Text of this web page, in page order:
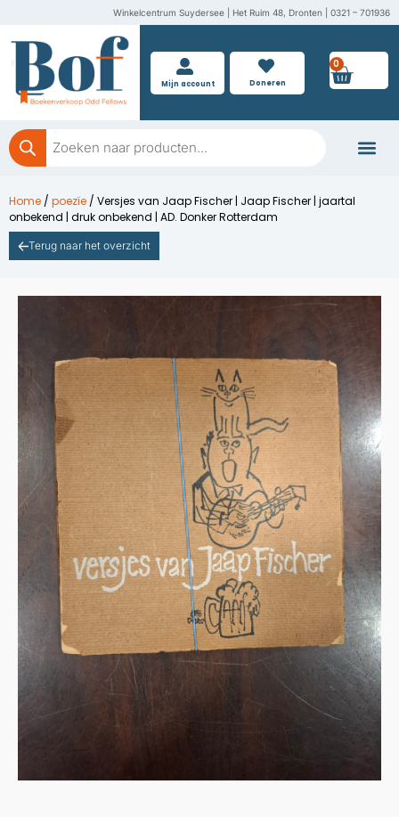
inhoud
Winkelcentrum Suydersee | Het Ruim 48, Dronten | 0321 – 701936
Mijn account Doneren
0
Producten
zoeken
Home / poezïe / Versjes van Jaap Fischer | Jaap Fischer | jaartal
onbekend | druk onbekend | AD. Donker Rotterdam
Terug naar het overzicht